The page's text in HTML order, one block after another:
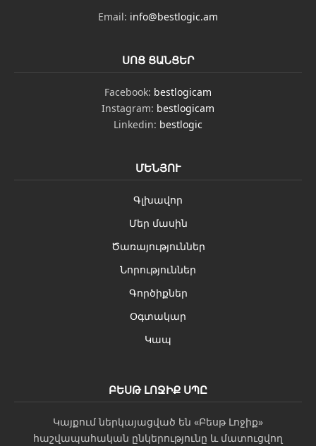
Email: info@bestlogic.am
ՍՈՑ ՑԱՆՑԵՐ
Facebook: bestlogicam
Instagram: bestlogicam
Linkedin: bestlogic
ՄԵՆՅՈՒ
Գլխավոր
Մեր մասին
Ծառայություններ
Նորություններ
Գործիքներ
Օգտակար
Կապ
ԲԵՍԹ ԼՈՋԻՔ ՍՊԸ
Կայքում ներկայացված են «Բեսթ Լոջիք»
հաշվապահական ընկերությունը և մատուցվող